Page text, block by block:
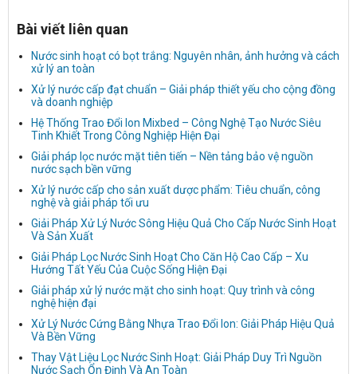
Bài viết liên quan
Nước sinh hoạt có bọt trắng: Nguyên nhân, ảnh hưởng và cách
xử lý an toàn
Xử lý nước cấp đạt chuẩn – Giải pháp thiết yếu cho cộng đồng
và doanh nghiệp
Hệ Thống Trao Đổi Ion Mixbed – Công Nghệ Tạo Nước Siêu
Tinh Khiết Trong Công Nghiệp Hiện Đại
Giải pháp lọc nước mặt tiên tiến – Nền tảng bảo vệ nguồn
nước sạch bền vững
Xử lý nước cấp cho sản xuất dược phẩm: Tiêu chuẩn, công
nghệ và giải pháp tối ưu
Giải Pháp Xử Lý Nước Sông Hiệu Quả Cho Cấp Nước Sinh Hoạt
Và Sản Xuất
Giải Pháp Lọc Nước Sinh Hoạt Cho Căn Hộ Cao Cấp – Xu
Hướng Tất Yếu Của Cuộc Sống Hiện Đại
Giải pháp xử lý nước mặt cho sinh hoạt: Quy trình và công
nghệ hiện đại
Xử Lý Nước Cứng Bằng Nhựa Trao Đổi Ion: Giải Pháp Hiệu Quả
Và Bền Vững
Thay Vật Liệu Lọc Nước Sinh Hoạt: Giải Pháp Duy Trì Nguồn
Nước Sạch Ổn Định Và An Toàn